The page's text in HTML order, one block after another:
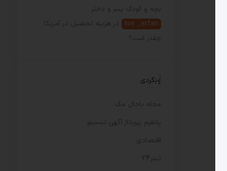
بچه و کودک پسر و دختر
live _erfan
در
هزینه تحصیل در آمریکا
چقدر است؟
وبگردی
مجله باحال مگ
پلتفرم رپورتاژ آگهی تسمینو
اقتصادی
تیتر24